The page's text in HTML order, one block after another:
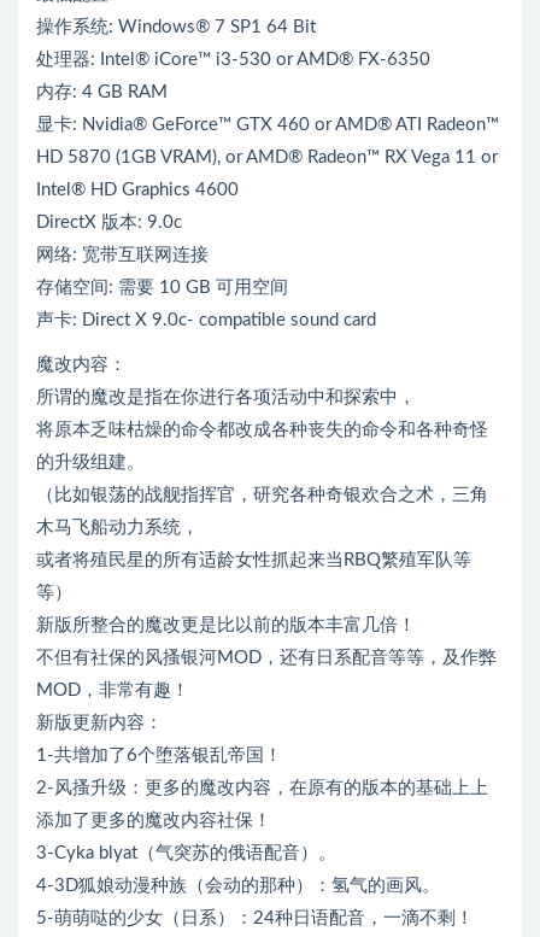
操作系统: Windows® 7 SP1 64 Bit
处理器: Intel® iCore™ i3-530 or AMD® FX-6350
内存: 4 GB RAM
显卡: Nvidia® GeForce™ GTX 460 or AMD® ATI Radeon™
HD 5870 (1GB VRAM), or AMD® Radeon™ RX Vega 11 or
Intel® HD Graphics 4600
DirectX 版本: 9.0c
网络: 宽带互联网连接
存储空间: 需要 10 GB 可用空间
声卡: Direct X 9.0c- compatible sound card
魔改内容：
所谓的魔改是指在你进行各项活动中和探索中，
将原本乏味枯燥的命令都改成各种丧失的命令和各种奇怪
的升级组建。
（比如银荡的战舰指挥官，研究各种奇银欢合之术，三角
木马飞船动力系统，
或者将殖民星的所有适龄女性抓起来当RBQ繁殖军队等
等）
新版所整合的魔改更是比以前的版本丰富几倍！
不但有社保的风搔银河MOD，还有日系配音等等，及作弊
MOD，非常有趣！
新版更新内容：
1-共增加了6个堕落银乱帝国！
2-风搔升级：更多的魔改内容，在原有的版本的基础上上
添加了更多的魔改内容社保！
3-Cyka blyat（气突苏的俄语配音）。
4-3D狐娘动漫种族（会动的那种）：氢气的画风。
5-萌萌哒的少女（日系）：24种日语配音，一滴不剩！